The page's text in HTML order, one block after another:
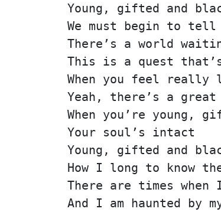
Young, gifted and
We must begin to tell
There’s a world
This is a quest
When you feel really
Yeah, there’s a
When you’re young,
Your soul’s intact
Young, gifted and
How I long to know
There are times when
And I am haunted by